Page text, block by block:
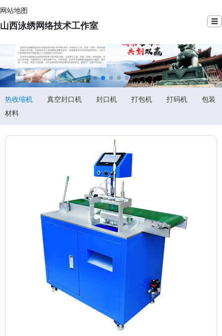
网站地图
山西泳绣网络技术工作室 ☰
热收缩机 真空封口机 封口机 打包机 打码机
包装
材料